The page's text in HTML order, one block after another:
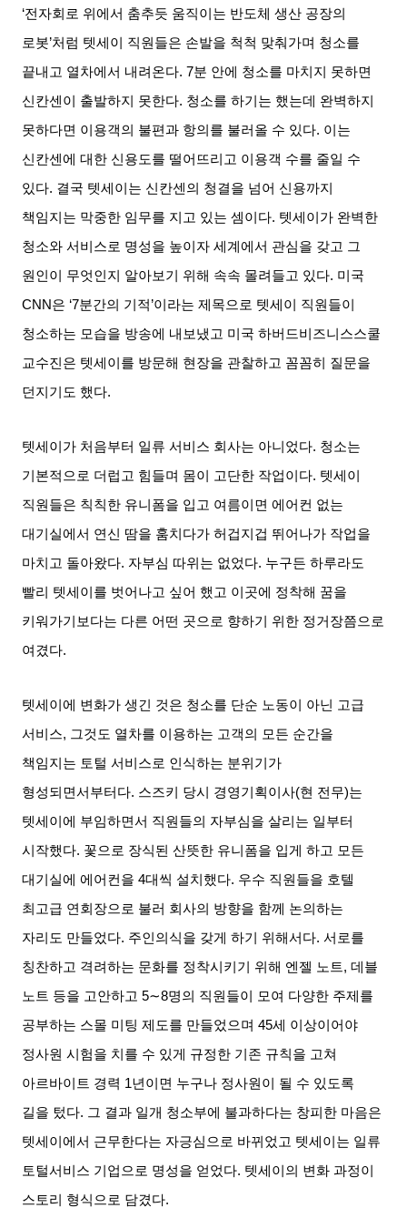
‘전자회로 위에서 춤추듯 움직이는 반도체 생산 공장의
로봇’처럼 텟세이 직원들은 손발을 척척 맞춰가며 청소를
끝내고 열차에서 내려온다. 7분 안에 청소를 마치지 못하면
신칸센이 출발하지 못한다. 청소를 하기는 했는데 완벽하지
못하다면 이용객의 불편과 항의를 불러올 수 있다. 이는
신칸센에 대한 신용도를 떨어뜨리고 이용객 수를 줄일 수
있다. 결국 텟세이는 신칸센의 청결을 넘어 신용까지
책임지는 막중한 임무를 지고 있는 셈이다. 텟세이가 완벽한
청소와 서비스로 명성을 높이자 세계에서 관심을 갖고 그
원인이 무엇인지 알아보기 위해 속속 몰려들고 있다. 미국
CNN은 ‘7분간의 기적’이라는 제목으로 텟세이 직원들이
청소하는 모습을 방송에 내보냈고 미국 하버드비즈니스스쿨
교수진은 텟세이를 방문해 현장을 관찰하고 꼼꼼히 질문을
던지기도 했다.
텟세이가 처음부터 일류 서비스 회사는 아니었다. 청소는
기본적으로 더럽고 힘들며 몸이 고단한 작업이다. 텟세이
직원들은 칙칙한 유니폼을 입고 여름이면 에어컨 없는
대기실에서 연신 땀을 훔치다가 허겁지겁 뛰어나가 작업을
마치고 돌아왔다. 자부심 따위는 없었다. 누구든 하루라도
빨리 텟세이를 벗어나고 싶어 했고 이곳에 정착해 꿈을
키워가기보다는 다른 어떤 곳으로 향하기 위한 정거장쯤으로
여겼다.
텟세이에 변화가 생긴 것은 청소를 단순 노동이 아닌 고급
서비스, 그것도 열차를 이용하는 고객의 모든 순간을
책임지는 토털 서비스로 인식하는 분위기가
형성되면서부터다. 스즈키 당시 경영기획이사(현 전무)는
텟세이에 부임하면서 직원들의 자부심을 살리는 일부터
시작했다. 꽃으로 장식된 산뜻한 유니폼을 입게 하고 모든
대기실에 에어컨을 4대씩 설치했다. 우수 직원들을 호텔
최고급 연회장으로 불러 회사의 방향을 함께 논의하는
자리도 만들었다. 주인의식을 갖게 하기 위해서다.서로를
칭찬하고 격려하는 문화를 정착시키기 위해 엔젤 노트,데블
노트 등을 고안하고 5∼8명의 직원들이 모여 다양한 주제를
공부하는 스몰 미팅 제도를 만들었으며 45세 이상이어야
정사원 시험을 치를 수 있게 규정한 기존 규칙을 고쳐
아르바이트 경력 1년이면 누구나 정사원이 될 수 있도록
길을 텄다. 그 결과 일개 청소부에 불과하다는 창피한 마음은
텟세이에서 근무한다는 자긍심으로 바뀌었고 텟세이는 일류
토털서비스 기업으로 명성을 얻었다. 텟세이의 변화 과정이
스토리 형식으로 담겼다.